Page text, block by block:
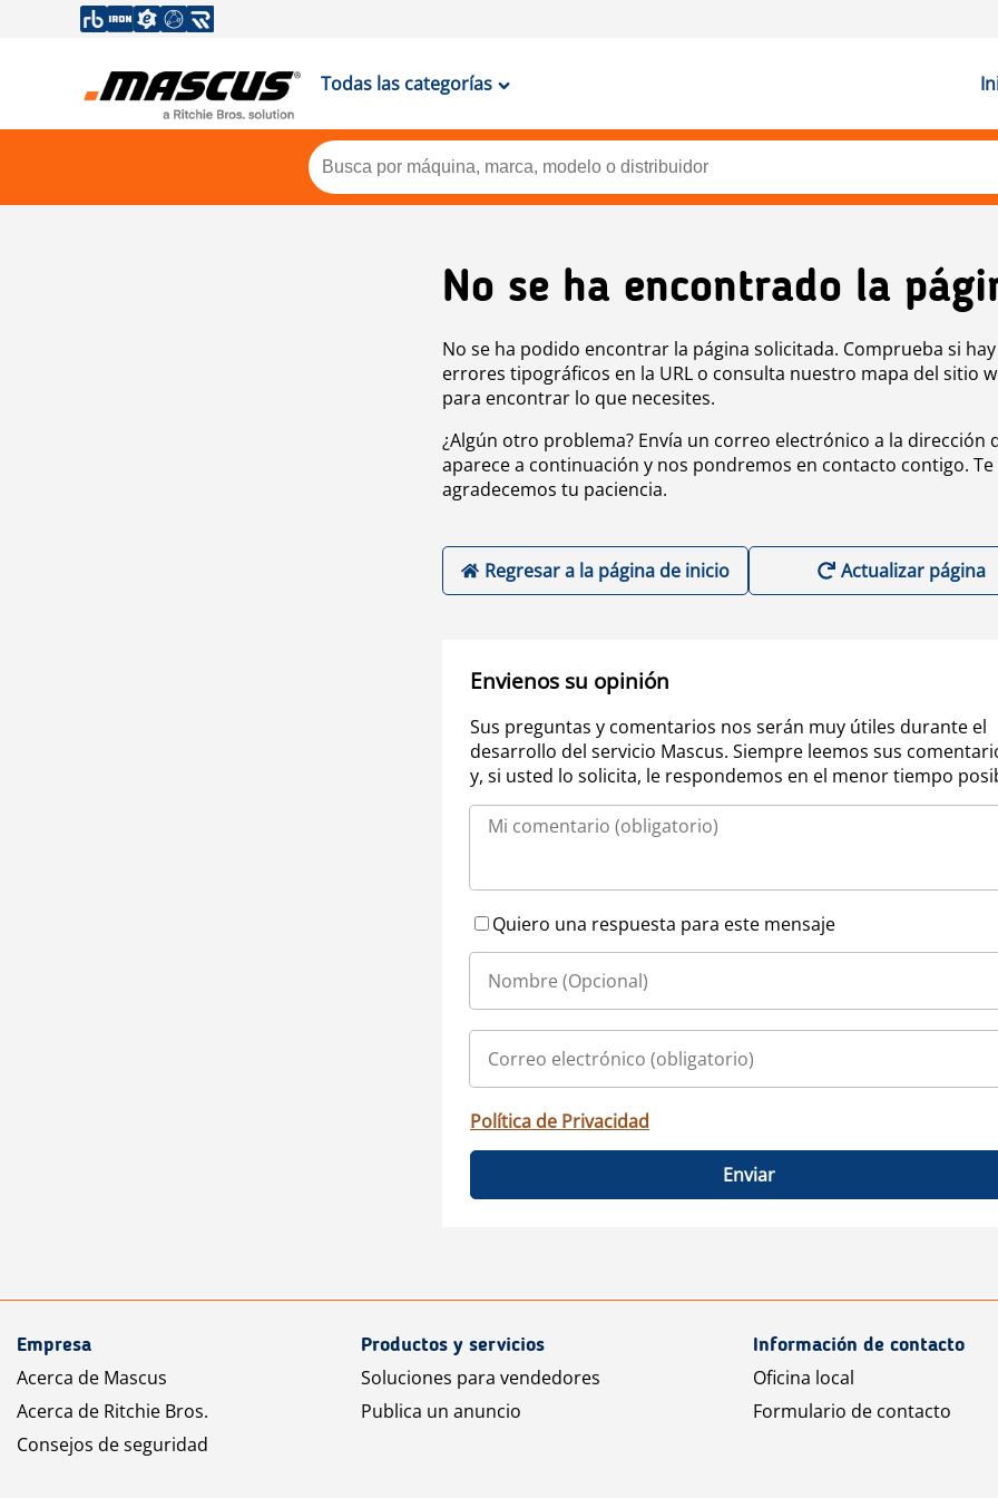
Todas las categorías
No se ha encontrado la
No se ha podido encontrar la página solicitada. Comprueba si hay
errores tipográficos en la URL o consulta nuestro mapa del sitio
para encontrar lo que necesites.
¿Algún otro problema? Envía un correo electrónico a la dirección
aparece a continuación y nos pondremos en contacto contigo. Te
agradecemos tu paciencia.
Regresar a la página de inicio Actualizar página
Envienos su opinión
Sus preguntas y comentarios nos serán muy útiles durante el
desarrollo del servicio Mascus. Siempre leemos sus
y, si usted lo solicita, le respondemos en el menor tiempo
Quiero una respuesta para este mensaje
Política de Privacidad
Enviar
Empresa
Acerca de Mascus
Acerca de Ritchie Bros.
Consejos de seguridad
Productos y servicios
Soluciones para vendedores
Publica un anuncio
Información de contacto
Oficina local
Formulario de contacto